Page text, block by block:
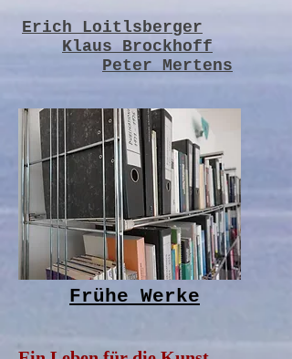
Erich Loitlsberger
Klaus Brockhoff
Peter Mertens
Frühe Werke